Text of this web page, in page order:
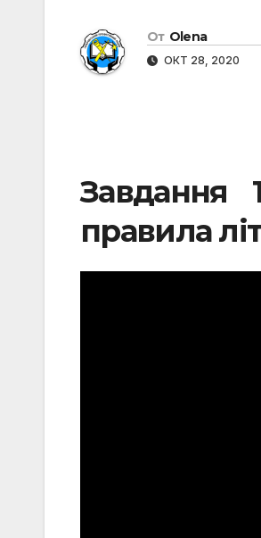
От Olena
ОКТ 28, 2020
Завдання
правила